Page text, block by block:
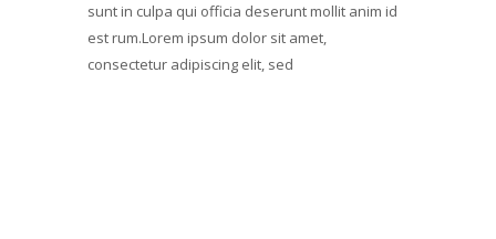
sunt in culpa qui officia deserunt mollit anim id
est rum.Lorem ipsum dolor sit amet,
consectetur adipiscing elit, sed